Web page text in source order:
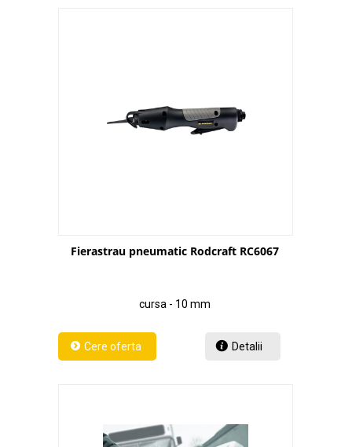
Fierastrau pneumatic Rodcraft RC6067
cursa - 10 mm
Detalii